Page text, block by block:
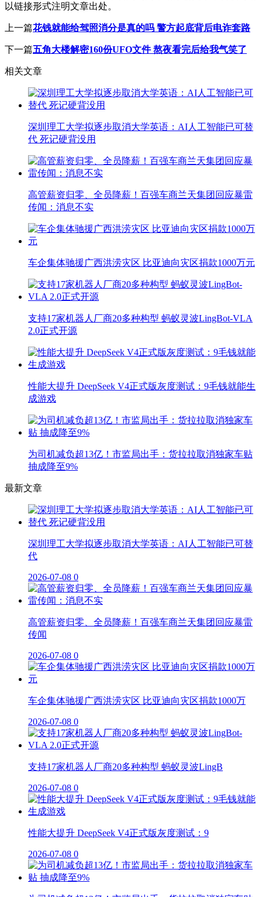
以链接形式注明文章出处。
上一篇花钱就能给驾照消分是真的吗 警方起底背后电诈套路
下一篇五角大楼解密160份UFO文件 熬夜看完后给我气笑了
相关文章
深圳理工大学拟逐步取消大学英语：AI人工智能已可替
代 死记硬背没用
高管薪资归零、全员降薪！百强车商兰天集团回应暴雷
传闻：消息不实
车企集体驰援广西洪涝灾区 比亚迪向灾区捐款1000万元
支持17家机器人厂商20多种构型 蚂蚁灵波LingBot-VLA
2.0正式开源
性能大提升 DeepSeek V4正式版灰度测试：9毛钱就能生
成游戏
为司机减负超13亿！市监局出手：货拉拉取消独家车贴
抽成降至9%
最新文章
深圳理工大学拟逐步取消大学英语：AI人工智能已可替
代
2026-07-08 0
高管薪资归零、全员降薪！百强车商兰天集团回应暴雷
传闻
2026-07-08 0
车企集体驰援广西洪涝灾区 比亚迪向灾区捐款1000万
2026-07-08 0
支持17家机器人厂商20多种构型 蚂蚁灵波LingB
2026-07-08 0
性能大提升 DeepSeek V4正式版灰度测试：9
2026-07-08 0